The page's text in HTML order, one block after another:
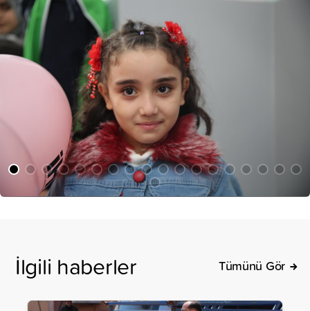
İlgili haberler Tümünü Gör